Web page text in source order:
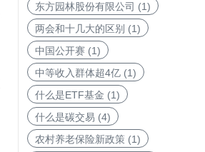
东方园林股份有限公司 (1)
两会和十几大的区别 (1)
中国公开赛(1)
中等收入群体超4亿(1)
什么是ETF基金 (1)
什么是碳交易 (4)
农村养老保险新政策(1)